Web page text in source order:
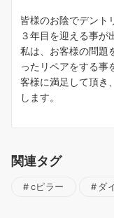
皆様のお陰でデント
３年目を迎える事が
私は、お客様の問題
ったリペアをする事
客様に満足して頂き
します。
関連タグ
cピラー ダ